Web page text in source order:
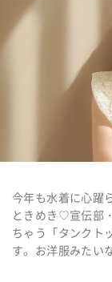
今年も水着に心躍
ときめき♡宣伝部
ちゃう「タンクト
す。お洋服みたい